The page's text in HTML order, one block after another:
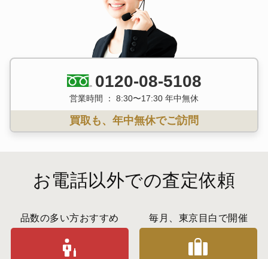
0120-08-5108
営業時間 ： 8:30〜17:30 年中無休
買取も、年中無休でご訪問
お電話以外での査定依頼
品数の多い方おすすめ 毎月、東京目白で開催